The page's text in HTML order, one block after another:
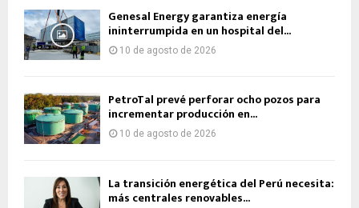
Genesal Energy garantiza energía
ininterrumpida en un hospital del...
10 de agosto de 2026
PetroTal prevé perforar ocho pozos para
incrementar producción en...
10 de agosto de 2026
La transición energética del Perú necesita:
más centrales renovables...